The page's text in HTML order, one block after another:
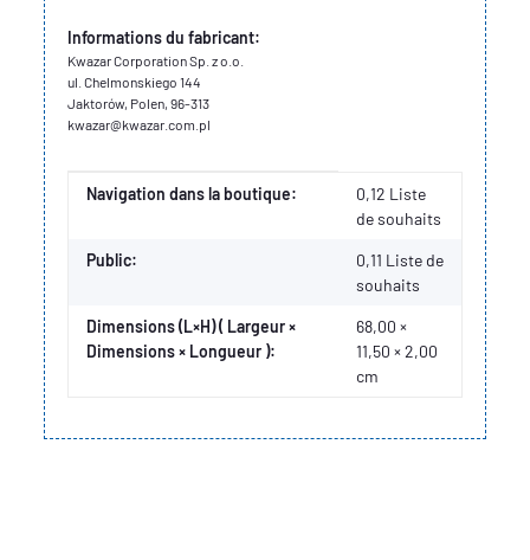
Informations du fabricant:
Kwazar Corporation Sp. z o.o.
ul. Chelmonskiego 144
Jaktorów, Polen, 96-313
kwazar@kwazar.com.pl
Valeur
Fabricant
Navigation dans la boutique:
0,12 Liste
de souhaits
Public: 0,11 Liste de
souhaits
Dimensions (L×H) ( Largeur ×
Dimensions × Longueur ):
68,00 ×
11,50 × 2,00
cm